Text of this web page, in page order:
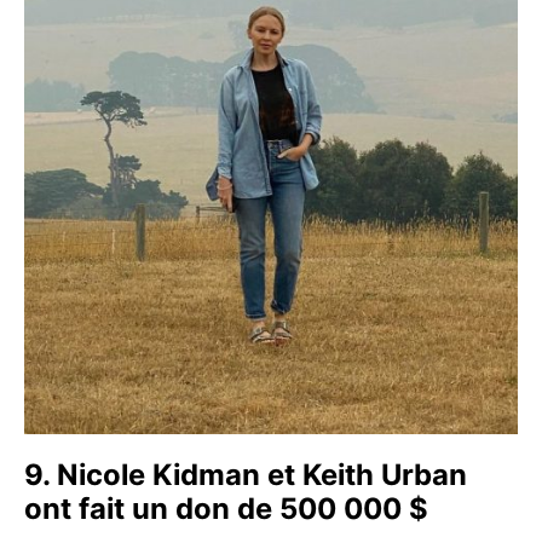
9. Nicole Kidman et Keith Urban
ont fait un don de 500 000 $